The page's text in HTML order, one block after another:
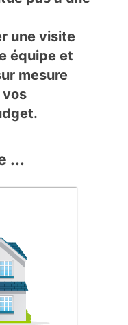
une visite
équipe et
mesure
vos
...